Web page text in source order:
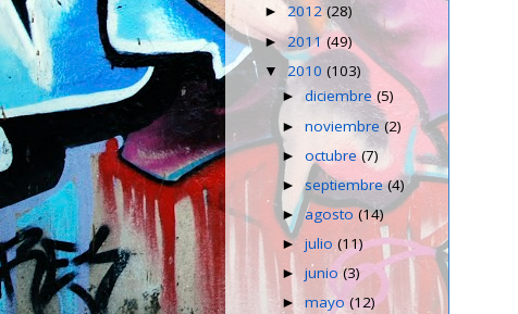
► 2012(28)
►2011 (49)
▼ 2010 (103)
►diciembre(5)
►noviembre(2)
►octubre(7)
►septiembre(4)
►agosto(14)
►julio(11)
►junio(3)
►mayo(12)